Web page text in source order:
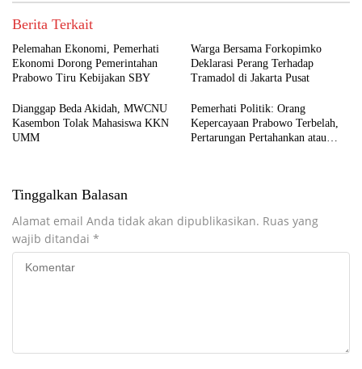
Berita Terkait
Pelemahan Ekonomi, Pemerhati
Ekonomi Dorong Pemerintahan
Prabowo Tiru Kebijakan SBY
Warga Bersama Forkopimko
Deklarasi Perang Terhadap
Tramadol di Jakarta Pusat
Dianggap Beda Akidah, MWCNU
Kasembon Tolak Mahasiswa KKN
UMM
Pemerhati Politik: Orang
Kepercayaan Prabowo Terbelah,
Pertarungan Pertahankan atau
Tinggalkan Balasan
Alamat email Anda tidak akan dipublikasikan. Ruas yang
wajib ditandai *